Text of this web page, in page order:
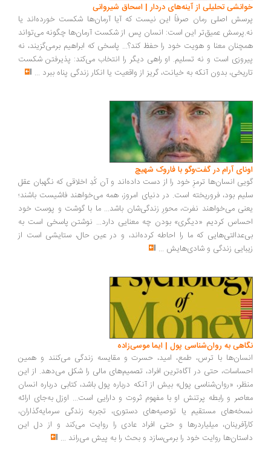
تحلیلی از آینه‌های دردار | اسحاق شیروانی
اصلی رمان صرفاً این نیست که آیا آرمان‌ها شکست خورده‌اند یا
عمیق‌تر این است: انسان پس از شکست آرمان‌ها چگونه می‌تواند
معنا و هویت خود را حفظ کند؟... پاسخی که ابراهیم برمی‌گزیند، نه
است و نه تسلیم. او راهی دیگر را انتخاب می‌کند: پذیرفتن شکست
بدون آنکه به خیانت، گریز از واقعیت یا انکار زندگی پناه ببرد...
آرام در گفت‌وگو با فاروک شهیچ‭
انسان‌ها ترمزِ خود را از دست داده‌اند و آن کُدِ اخلاقی که نگهبان عقل
بود، فروریخته است. در دنیای امروز، همه می‌خواهند فاشیست باشند؛
می‌خواهند نفرت، محورِ زندگی‌شان باشد... ما با گوشت و پوست خود
کردیم «دیگری» بودن چه معنایی دارد... نوشتن پاسخی است به
که ما را احاطه کرده‌اند، و در عین حال، ستایشی است از
زندگی و شادی‌هایش...
به روان‌شناسی پول | ایما موسی‌زاده
با ترس، طمع، امید، حسرت و مقایسه زندگی می‌کنند و همین
حتی در آگاه‌ترین افراد، تصمیم‌های مالی را شکل می‌دهد. از این
«روان‌شناسی پول» بیش از آنکه درباره پول باشد، کتابی درباره انسان
و رابطه پرتنش او با مفهوم ثروت و دارایی است... اوزل به‌جای ارائه
مستقیم یا توصیه‌های دستوری، تجربه زندگی سرمایه‌گذاران،
میلیاردرها و حتی افراد عادی را روایت می‌کند و از دل این
روایت خود را برمی‌سازد و بحث را به پیش می‌راند ...